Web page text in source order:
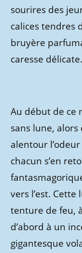
sourires des
calices tendres
bruyère
caresse délicate.
Au début de ce
sans lune,
alentour
chacun s’en
vers l’est.
tenture de feu,
d’abord à un
gigantesque